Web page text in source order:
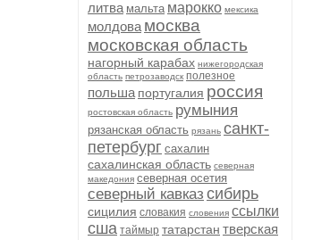
литва мальта марокко мексика
молдова москва
московская область
нагорный карабах нижегородская
область петрозаводск полезное
польша португалия россия
ростовская область румыния
рязанская область рязань санкт-
петербург сахалин
сахалинская область северная
македония северная осетия
северный кавказ сибирь
сицилия словакия словения ссылки
сша таймыр татарстан тверская